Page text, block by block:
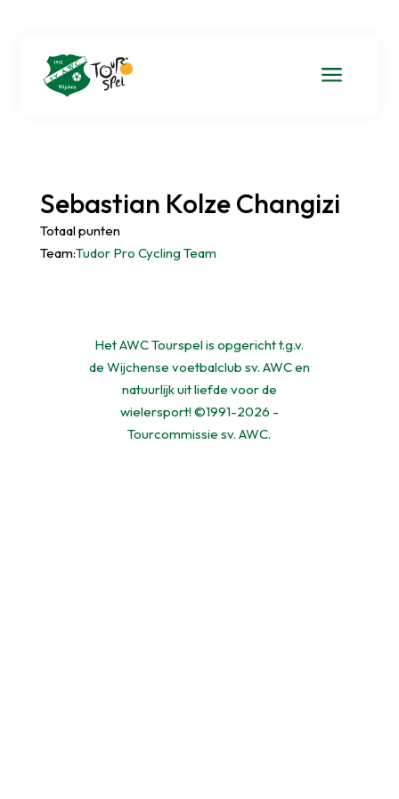
a
Sebastian Kolze Changizi
Totaal punten
Team:Tudor Pro Cycling Team
Het AWC Tourspel is opgericht t.g.v.
de Wijchense voetbalclub sv. AWC en
natuurlijk uit liefde voor de
wielersport! ©1991-2026 -
Tourcommissie sv. AWC.